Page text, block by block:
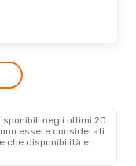
negli ultimi 20
essere considerati
che disponibilità e